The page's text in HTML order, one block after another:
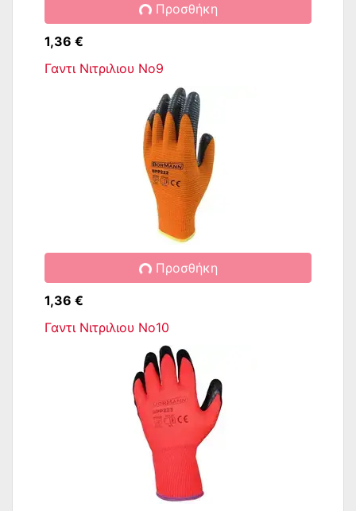
Προσθήκη
1,36 €
Γαντι Νιτριλιου Νο9
Προσθήκη
1,36 €
Γαντι Νιτριλιου No10